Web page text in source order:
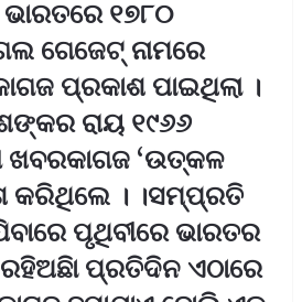
୧୭୮୦
ଗେଜେଟ୍ ନାମରେ
ପ୍ରକାଶ ପାଇଥିଲା ।
ରାୟ ୧୯୬୬
ଖବରକାଗଜ ‘ଉତ୍କଳ
କରିଥିଲେ । ।ସମ୍ପ୍ରତି
ପୃଥିବୀରେ ଭାରତର
ପ୍ରତିଦିନ ଏଠାରେ